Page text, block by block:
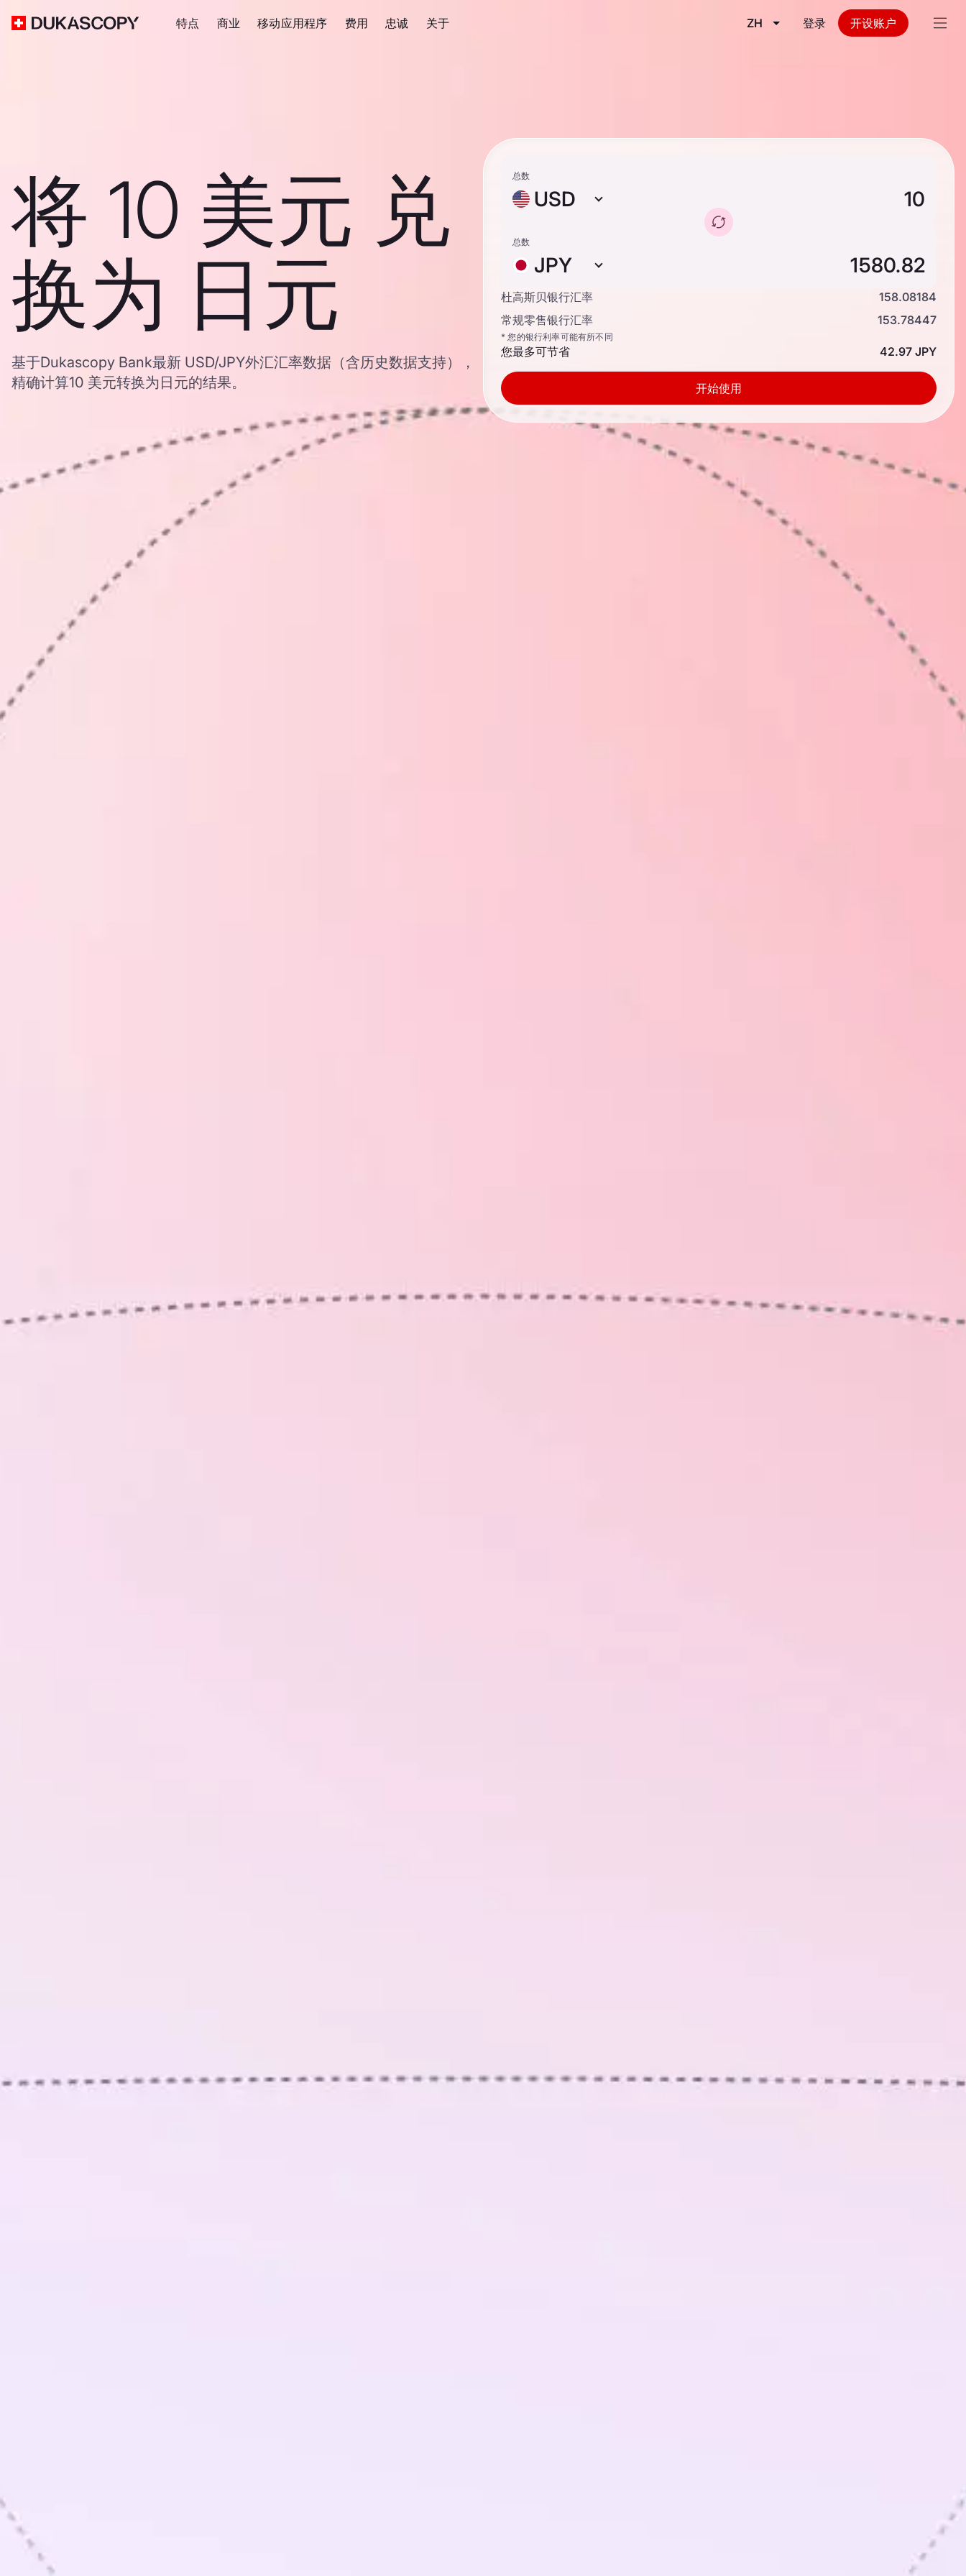
特点 商业 移动应用程序 费用 忠诚 关于 ZH 登录 开设账户
将 10 美元 兑
换为 日元
基于Dukascopy Bank最新 USD/JPY外汇汇率数据（含历史数据支持），
精确计算10 美元转换为日元的结果。
总数
USD
总数
JPY
杜高斯贝银行汇率
158.08184
常规零售银行汇率
153.78447
* 您的银行利率可能有所不同
您最多可节省 42.97 JPY
开始使用